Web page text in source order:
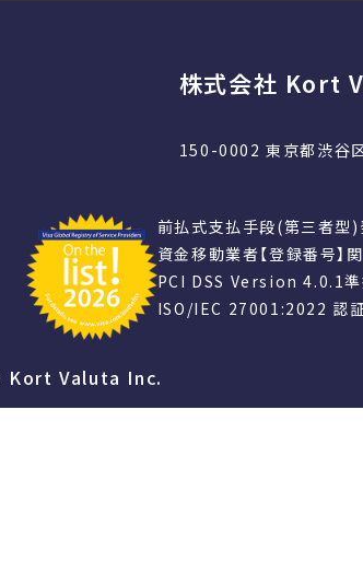
株式会社 Kort
150-0002 東京都渋谷
前払式支払手段(第三者型)
資金移動業者【登録番号
PCI DSS Version 4.0.1準
ISO/IEC 27001:2022 認
Kort Valuta Inc.